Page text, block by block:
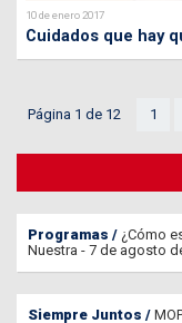
10 de enero 2017
Cuidados que hay
Página 1 de 12 1
Programas
¿Cómo
Nuestra - 7 de agosto
Siempre Juntos